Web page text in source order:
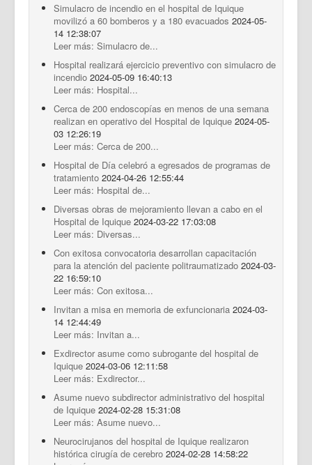
Simulacro de incendio en el hospital de Iquique
movilizó a 60 bomberos y a 180 evacuados 2024-05-
14 12:38:07
Leer más: Simulacro de...
Hospital realizará ejercicio preventivo con simulacro de
incendio 2024-05-09 16:40:13
Leer más: Hospital...
Cerca de 200 endoscopías en menos de una semana
realizan en operativo del Hospital de Iquique 2024-05-
03 12:26:19
Leer más: Cerca de 200...
Hospital de Día celebró a egresados de programas de
tratamiento 2024-04-26 12:55:44
Leer más: Hospital de...
Diversas obras de mejoramiento llevan a cabo en el
Hospital de Iquique 2024-03-22 17:03:08
Leer más: Diversas...
Con exitosa convocatoria desarrollan capacitación
para la atención del paciente politraumatizado 2024-03-
22 16:59:10
Leer más: Con exitosa...
Invitan a misa en memoria de exfuncionaria 2024-03-
14 12:44:49
Leer más: Invitan a...
Exdirector asume como subrogante del hospital de
Iquique 2024-03-06 12:11:58
Leer más: Exdirector...
Asume nuevo subdirector administrativo del hospital
de Iquique 2024-02-28 15:31:08
Leer más: Asume nuevo...
Neurocirujanos del hospital de Iquique realizaron
histórica cirugía de cerebro 2024-02-28 14:58:22